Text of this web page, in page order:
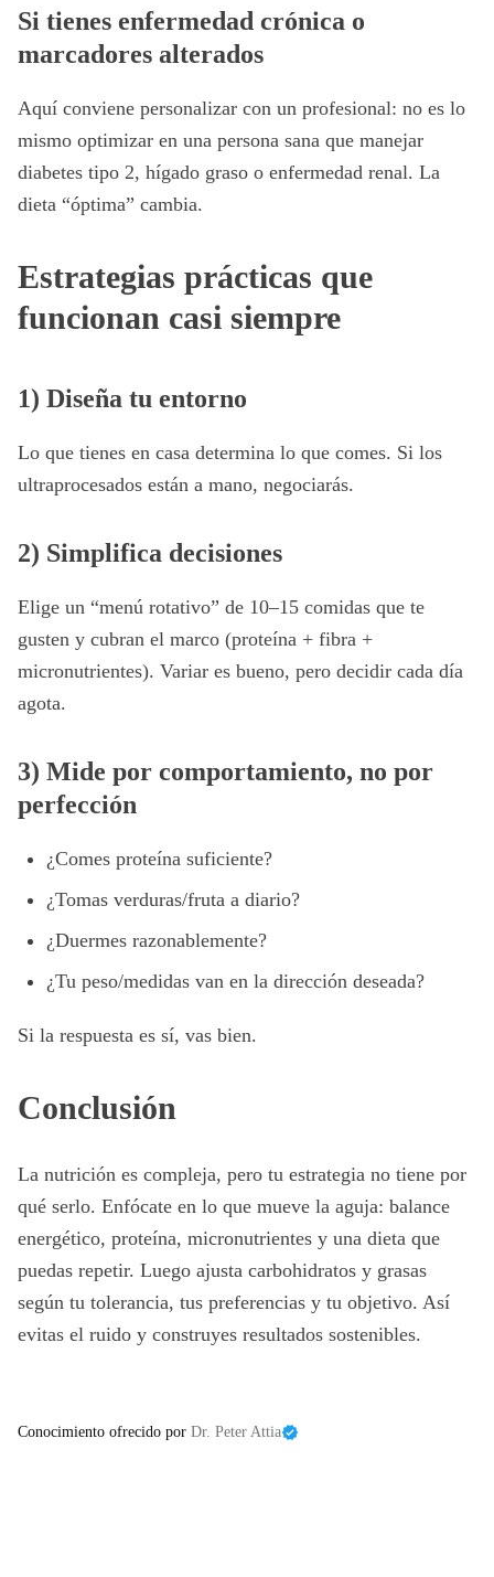
Si tienes enfermedad crónica o
marcadores alterados
Aquí conviene personalizar con un profesional: no es lo
mismo optimizar en una persona sana que manejar
diabetes tipo 2, hígado graso o enfermedad renal. La
dieta “óptima” cambia.
Estrategias prácticas que
funcionan casi siempre
1) Diseña tu entorno
Lo que tienes en casa determina lo que comes. Si los
ultraprocesados están a mano, negociarás.
2) Simplifica decisiones
Elige un “menú rotativo” de 10–15 comidas que te
gusten y cubran el marco (proteína + fibra +
micronutrientes). Variar es bueno, pero decidir cada día
agota.
3) Mide por comportamiento, no por
perfección
¿Comes proteína suficiente?
¿Tomas verduras/fruta a diario?
¿Duermes razonablemente?
¿Tu peso/medidas van en la dirección deseada?
Si la respuesta es sí, vas bien.
Conclusión
La nutrición es compleja, pero tu estrategia no tiene por
qué serlo. Enfócate en lo que mueve la aguja: balance
energético, proteína, micronutrientes y una dieta que
puedas repetir. Luego ajusta carbohidratos y grasas
según tu tolerancia, tus preferencias y tu objetivo. Así
evitas el ruido y construyes resultados sostenibles.
Conocimiento ofrecido por Dr. Peter Attia